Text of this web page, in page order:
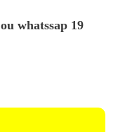
ou whatssap 19